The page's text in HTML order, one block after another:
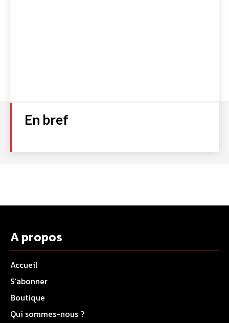
En bref
A propos
Accueil
S’abonner
Boutique
Qui sommes-nous ?